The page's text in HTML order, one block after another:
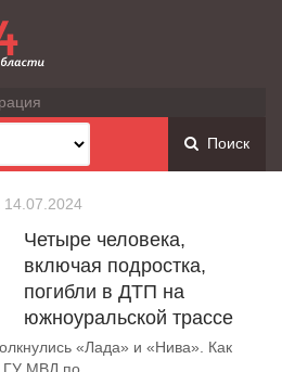
Поиск
Четыре человека,
включая подростка,
погибли в ДТП на
южноуральской трассе
«Лада» и «Нива». Как